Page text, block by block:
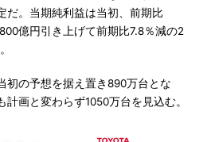
だ。当期純利益は当初、前期比
億円引き上げて前期比7.8％減の2
の予想を据え置き890万台とな
画と変わらず1050万台を見込む。